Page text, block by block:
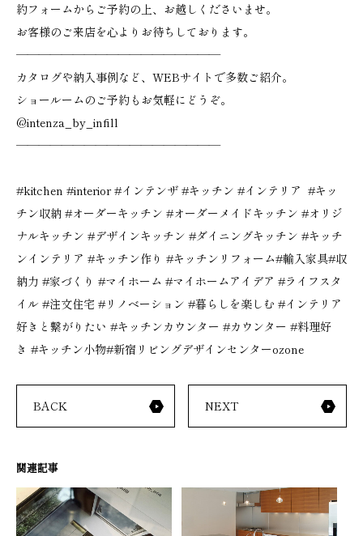
約フォームからご予約の上、お越しくださいませ。
お客様のご来店を心よりお待ちしております。
——————————————————
カタログや納入事例など、WEBサイトで多数ご紹介。
ショールームのご予約もお気軽にどうぞ。
@intenza_by_infill
——————————————————
#kitchen #interior #インテンザ #キッチン #インテリア #キッ
チン収納 #オーダーキッチン #オーダーメイドキッチン #オリジ
ナルキッチン #デザインキッチン #ダイニングキッチン #キッチ
ンインテリア #キッチン作り #キッチンリフォーム#輸入家具#収
納力 #家づくり #マイホーム #マイホームアイデア #ライフスタ
イル #注文住宅 #リノベーション #暮らしを楽しむ #インテリア
好きと繋がりたい #キッチンカウンター #カウンター #料理好
き #キッチン小物#新宿リビングデザインセンターozone
BACK NEXT
関連記事